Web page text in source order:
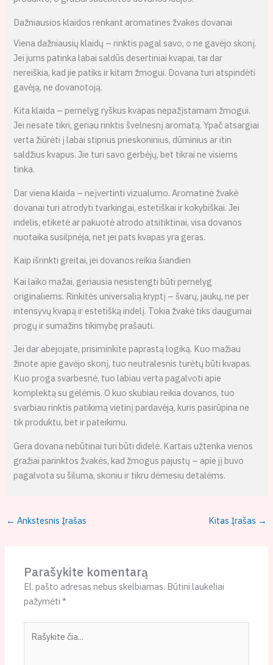
Dažniausios klaidos renkant aromatines žvakes dovanai
Viena dažniausių klaidų – rinktis pagal savo, o ne gavėjo skonį.
Jei jums patinka labai saldūs desertiniai kvapai, tai dar
nereiškia, kad jie patiks ir kitam žmogui. Dovana turi atspindėti
gavėją, ne dovanotoją.
Kita klaida – pernelyg ryškus kvapas nepažįstamam žmogui.
Jei nesate tikri, geriau rinktis švelnesnį aromatą. Ypač atsargiai
verta žiūrėti į labai stiprius prieskoninius, dūminius ar itin
saldžius kvapus. Jie turi savo gerbėjų, bet tikrai ne visiems
tinka.
Dar viena klaida – neįvertinti vizualumo. Aromatinė žvakė
dovanai turi atrodyti tvarkingai, estetiškai ir kokybiškai. Jei
indelis, etiketė ar pakuotė atrodo atsitiktinai, visa dovanos
nuotaika susilpnėja, net jei pats kvapas yra geras.
Kaip išrinkti greitai, jei dovanos reikia šiandien
Kai laiko mažai, geriausia nesistengti būti pernelyg
originaliems. Rinkitės universalią kryptį – švarų, jaukų, ne per
intensyvų kvapą ir estetišką indelį. Tokia žvakė tiks daugumai
progų ir sumažins tikimybę prašauti.
Jei dar abejojate, prisiminkite paprastą logiką. Kuo mažiau
žinote apie gavėjo skonį, tuo neutralesnis turėtų būti kvapas.
Kuo proga svarbesnė, tuo labiau verta pagalvoti apie
komplektą su gėlėmis. O kuo skubiau reikia dovanos, tuo
svarbiau rinktis patikimą vietinį pardavėją, kuris pasirūpina ne
tik produktu, bet ir pateikimu.
Gera dovana nebūtinai turi būti didelė. Kartais užtenka vienos
gražiai parinktos žvakės, kad žmogus pajustų – apie jį buvo
pagalvota su šiluma, skoniu ir tikru dėmesiu detalėms.
← Ankstesnis Įrašas Kitas Įrašas →
Parašykite komentarą
El. pašto adresas nebus skelbiamas. Būtini laukeliai
pažymėti*
čia...